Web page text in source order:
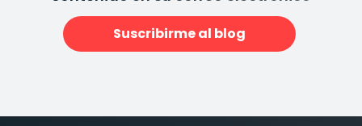
Suscribirme al blog